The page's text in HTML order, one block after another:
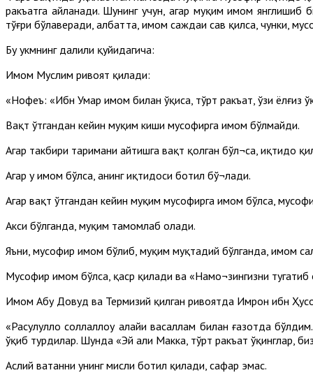
ракъатга айланади. Шунинг учун, агар муқим имом янглишиб
тўғри бўлаверади, албатта, имом саждаи саҳв қилса, чунки,
Бу ҳукмнинг далили қуйидагича:
Имом Муслим ривоят қилади:
«Нофеъ: «Ибн Умар имом билан ўқиса, тўрт ракъат, ўзи ёлғиз
Вақт ўтгандан кейин муқим киши мусофирга имом бўлмайди.
Агар такбири таҳримани айтишга вақт қолган бўл¬са,
Агар у имом бўлса, анинг иқтидоси ботил бў¬лади.
Агар вақт ўтгандан кейин муқим мусофирга имом бўлса,
Акси бўлганда, муқим тамомлаб олади.
Яъни, мусофир имом бўлиб, муқим муқтадий бўлганда, имом
Мусофир имом бўлса, қаср қилади ва «Намо¬зингизни
Имом Абу Довуд ва Термизий қилган ривоятда Имрон ибн
«Расулуллоҳ соллаллоҳу алайҳи васаллам билан ғазотда
ўқиб турдилар. Шунда «Эй аҳли Макка, тўрт ракъат ўқинглар,
Аслий ватанни унинг мисли ботил қилади, сафар эмас.